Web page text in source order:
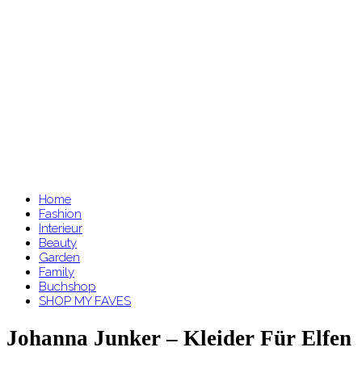
Home
Fashion
Interieur
Beauty
Garden
Family
Buchshop
SHOP MY FAVES
Johanna Junker – Kleider Für Elfen